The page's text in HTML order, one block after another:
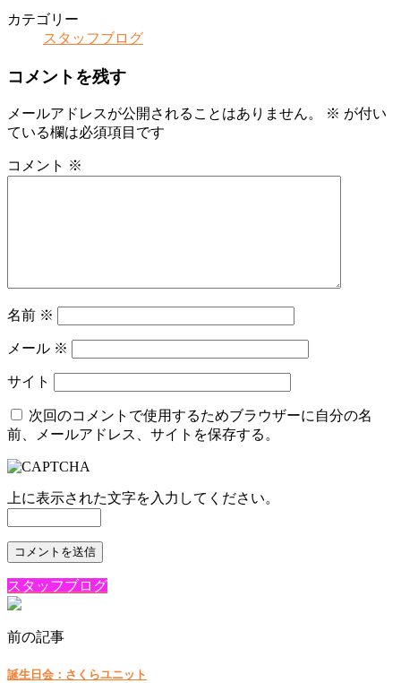
カテゴリー
スタッフブログ
コメントを残す
メールアドレスが公開されることはありません。 ※ が付い
ている欄は必須項目です
コメント ※
名前 ※
メール ※
サイト
次回のコメントで使用するためブラウザーに自分の名
前、メールアドレス、サイトを保存する。
上に表示された文字を入力してください。
スタッフブログ
前の記事
誕生日会：さくらユニット